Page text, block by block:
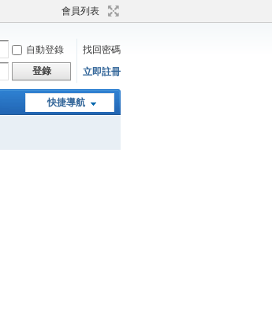
會員列表
自動登錄
找回密碼
登錄 立即註冊
快捷導航